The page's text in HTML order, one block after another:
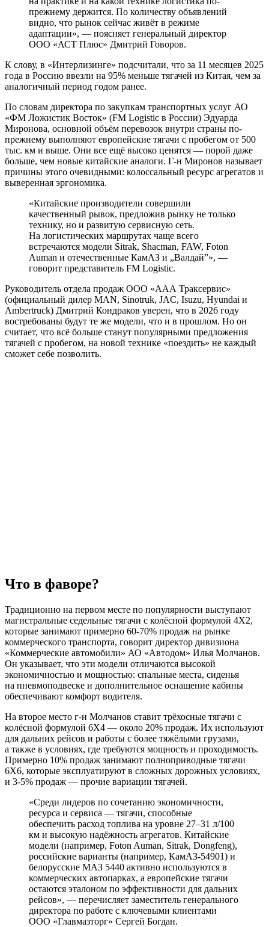
прежнему держится. По количеству объявлений
видно, что рынок сейчас живёт в режиме
адаптации», ― поясняет генеральный директор
ООО «АСТ Плюс» Дмитрий Говоров.
К слову, в «Интерлизинге» подсчитали, что за 11 месяцев 2025
года в Россию ввезли на 95% меньше тягачей из Китая, чем за
аналогичный период годом ранее.
По словам директора по закупкам транспортных услуг АО
«ФМ Ложистик Восток» (FM Logistic в России) Эдуарда
Миронова, основной объём перевозок внутри страны по-
прежнему выполняют европейские тягачи с пробегом от 500
тыс. км и выше. Они все ещё высоко ценятся ― порой даже
больше, чем новые китайские аналоги. Г-н Миронов называет
причины этого очевидными: колоссальный ресурс агрегатов и
выверенная эргономика.
«Китайские производители совершили
качественный рывок, предложив рынку не только
технику, но и развитую сервисную сеть.
На логистических маршрутах чаще всего
встречаются модели Sitrak, Shacman, FAW, Foton
Auman и отечественные КамАЗ и „Валдай”», ―
говорит представитель FM Logistic.
Руководитель отдела продаж ООО «ААА Траксервис»
(официальный дилер MAN, Sinotruk, JAC, Isuzu, Hyundai и
Ambertruck) Дмитрий Кондраков уверен, что в 2026 году
востребованы будут те же модели, что и в прошлом. Но он
считает, что всё больше станут популярными предложения
тягачей с пробегом, на новой технике «поездить» не каждый
сможет себе позволить.
Что в фаворе?
Традиционно на первом месте по популярности выступают
магистральные седельные тягачи с колёсной формулой 4X2,
которые занимают примерно 60-70% продаж на рынке
коммерческого транспорта, говорит директор дивизиона
«Коммерческие автомобили» АО «Автодом» Илья Молчанов.
Он указывает, что эти модели отличаются высокой
экономичностью и мощностью: спальные места, сиденья
на пневмоподвеске и дополнительное оснащение кабины
обеспечивают комфорт водителя.
На второе место г-н Молчанов ставит трёхосные тягачи с
колёсной формулой 6X4 ― около 20% продаж. Их используют
для дальних рейсов и работы с более тяжёлыми грузами,
а также в условиях, где требуются мощность и проходимость.
Примерно 10% продаж занимают полноприводные тягачи
6X6, которые эксплуатируют в сложных дорожных условиях,
и 3-5% продаж ― прочие вариации тягачей.
«Среди лидеров по сочетанию экономичности,
ресурса и сервиса — тягачи, способные
обеспечить расход топлива на уровне 27–31 л/100
км и высокую надёжность агрегатов. Китайские
модели (например, Foton Auman, Sitrak, Dongfeng),
российские варианты (например, КамАЗ-54901) и
белорусские МАЗ 5440 активно используются в
коммерческих автопарках, а европейские тягачи
остаются эталоном по эффективности для дальних
рейсов», — перечисляет заместитель генерального
директора по работе с ключевыми клиентами
ООО «Главмазторг» Сергей Богдан.